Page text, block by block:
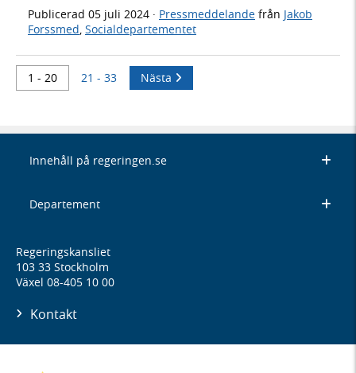
Publicerad 05 juli 2024 · Pressmeddelande från Jakob
Forssmed, Socialdepartementet
1 - 20 21 - 33 Nästa
Innehåll på regeringen.se
Departement
Regeringskansliet
103 33 Stockholm
Växel 08-405 10 00
Kontakt